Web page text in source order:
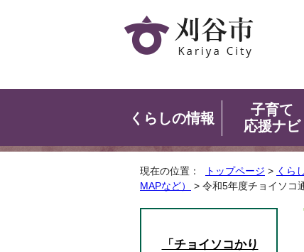
くらしの情報
子育て
応援ナビ
現在の位置： トップページ > くら
MAPなど）
> 令和5年度チョイソコ
「チョイソコかり